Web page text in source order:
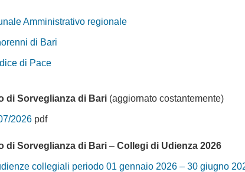
Amministrativo regionale
di Bari
di Pace
di Sorveglianza di Bari (aggiornato costantemente)
2026 pdf
di Sorveglianza di Bari –Collegi di Udienza 2026
collegiali periodo 01 gennaio 2026 – 30 giugno